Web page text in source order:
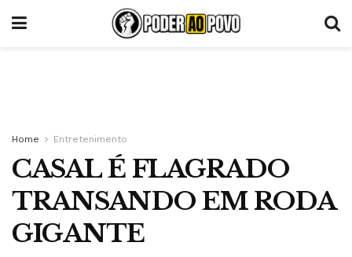
Home Entretenimento
CASAL É FLAGRADO
TRANSANDO EM RODA
GIGANTE